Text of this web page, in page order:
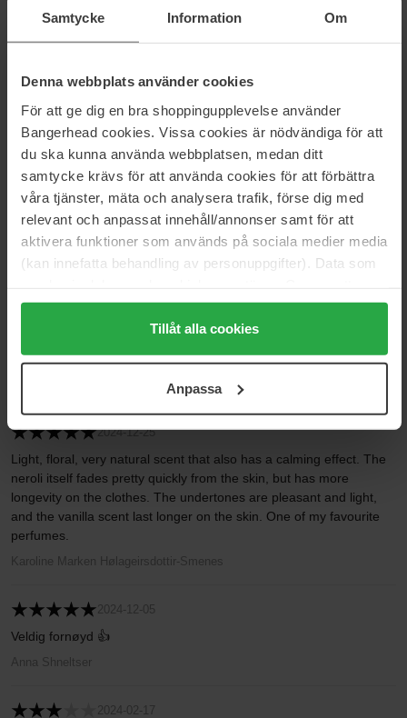
Samtycke Information Om
Denna webbplats använder cookies
För att ge dig en bra shoppingupplevelse använder
Bangerhead cookies. Vissa cookies är nödvändiga för att
du ska kunna använda webbplatsen, medan ditt
samtycke krävs för att använda cookies för att förbättra
våra tjänster, mäta och analysera trafik, förse dig med
relevant och anpassat innehåll/annonser samt för att
aktivera funktioner som används på sociala medier media
(kan innefatta behandling av personuppgifter). Data som
trycka på "Tillåt alla cookies" accepterar du alla cookies,
medan du under "Detaljer" kan anpassa användningen av
cookies. Du kan när som helst återkalla ditt samtycke.
Tillåt alla cookies
Anpassa
2026-01-08
Denne parfymen lukter helt fantastisk, en frisk, ren duft med en
myk dybde. Office safe.
Anita J
2025-09-19
Deilig, frisk duft!
2025-09-03
Så herlig duft ❤️
2024-12-25
Light, floral, very natural scent that also has a calming effect. The
neroli itself fades pretty quickly from the skin, but has more
longevity on the clothes. The undertones are pleasant and light,
and the vanilla scent last longer on the skin. One of my favourite
perfumes.
Karoline Marken Hølageirsdottir-Smenes
2024-12-05
Veldig fornøyd 👍
Anna Shneltser
2024-02-17